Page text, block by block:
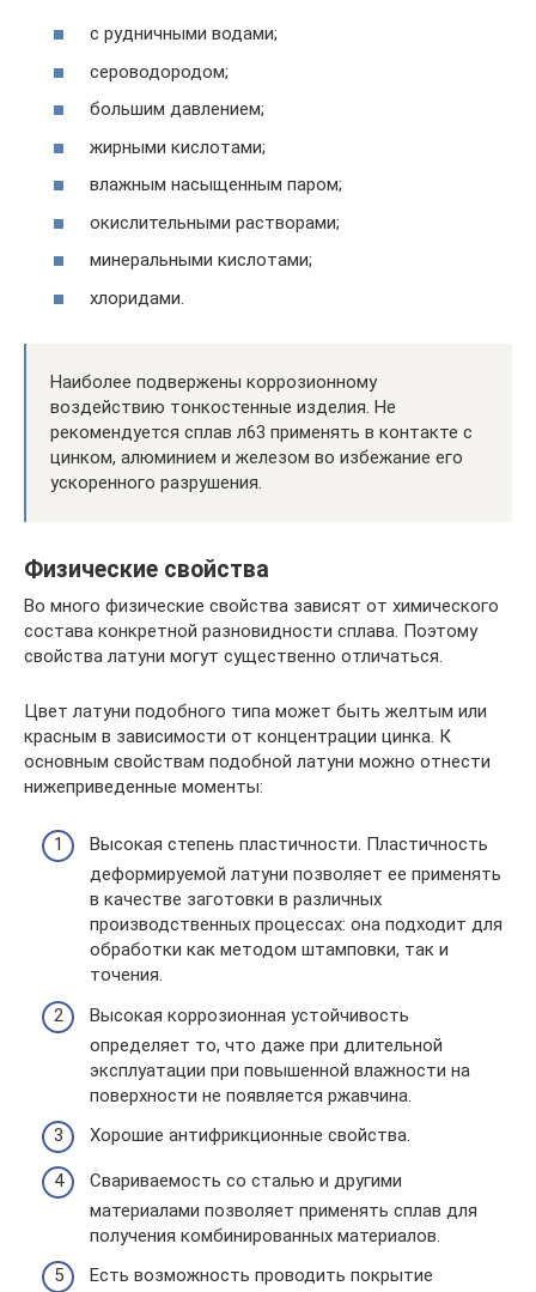
с рудничными водами;
сероводородом;
большим давлением;
жирными кислотами;
влажным насыщенным паром;
окислительными растворами;
минеральными кислотами;
хлоридами.
Наиболее подвержены коррозионному
воздействию тонкостенные изделия. Не
рекомендуется сплав л63 применять в контакте с
цинком, алюминием и железом во избежание его
ускоренного разрушения.
Физические свойства
Во много физические свойства зависят от химического
состава конкретной разновидности сплава. Поэтому
свойства латуни могут существенно отличаться.
Цвет латуни подобного типа может быть желтым или
красным в зависимости от концентрации цинка. К
основным свойствам подобной латуни можно отнести
нижеприведенные моменты:
Высокая степень пластичности. Пластичность
деформируемой латуни позволяет ее применять
в качестве заготовки в различных
производственных процессах: она подходит для
обработки как методом штамповки, так и
точения.
Высокая коррозионная устойчивость
определяет то, что даже при длительной
эксплуатации при повышенной влажности на
поверхности не появляется ржавчина.
Хорошие антифрикционные свойства.
Свариваемость со сталью и другими
материалами позволяет применять сплав для
получения комбинированных материалов.
Есть возможность проводить покрытие